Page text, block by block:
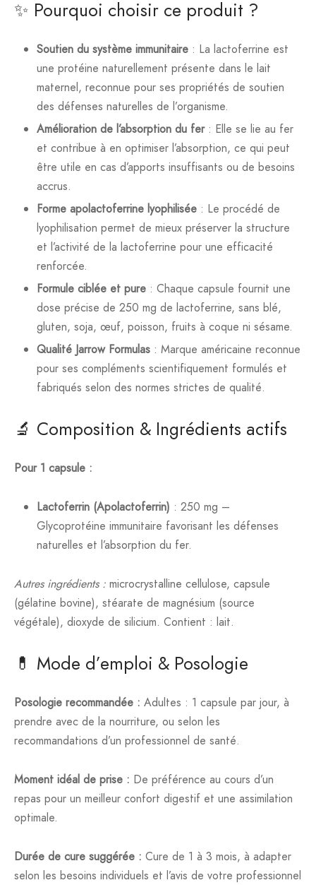
✨ Pourquoi choisir ce produit ?
Soutien du système immunitaire: La lactoferrine est
une protéine naturellement présente dans le lait
maternel, reconnue pour ses propriétés de soutien
des défenses naturelles de l’organisme.
Amélioration de l’absorption du fer: Elle se lie au fer
et contribue à en optimiser l’absorption, ce qui peut
être utile en cas d’apports insuffisants ou de besoins
accrus.
Forme apolactoferrine lyophilisée: Le procédé de
lyophilisation permet de mieux préserver la structure
et l’activité de la lactoferrine pour une efficacité
renforcée.
Formule ciblée et pure: Chaque capsule fournit une
dose précise de 250 mg de lactoferrine, sans blé,
gluten, soja, œuf, poisson, fruits à coque ni sésame.
Qualité Jarrow Formulas: Marque américaine reconnue
pour ses compléments scientifiquement formulés et
fabriqués selon des normes strictes de qualité.
🔬 Composition & Ingrédients actifs
Pour 1 capsule :
Lactoferrin (Apolactoferrin) : 250 mg –
Glycoprotéine immunitaire favorisant les défenses
naturelles et l’absorption du fer.
Autres ingrédients : microcrystalline cellulose, capsule
(gélatine bovine), stéarate de magnésium (source
végétale), dioxyde de silicium. Contient : lait.
💊 Mode d’emploi & Posologie
Posologie recommandée : Adultes : 1 capsule par jour, à
prendre avec de la nourriture, ou selon les
recommandations d’un professionnel de santé.
Moment idéal de prise : De préférence au cours d’un
repas pour un meilleur confort digestif et une assimilation
optimale.
Durée de cure suggérée : Cure de 1 à 3 mois, à adapter
selon les besoins individuels et l’avis de votre professionnel